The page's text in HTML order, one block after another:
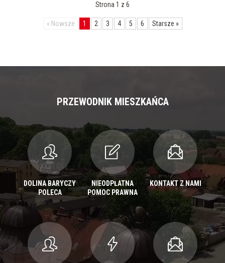
Strona 1 z 6
« Nowsze 1 2 3 4 5 6 Starsze »
PRZEWODNIK MIESZKAŃCA
DOLINA BARYCZY
POLECA
NIEODPŁATNA
POMOC PRAWNA
KONTAKT Z NAMI